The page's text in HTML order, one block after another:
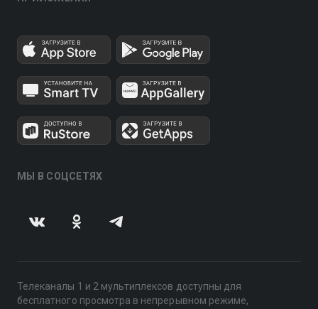
МЫ В СОЦСЕТЯХ
Телеканалы 1 и 2 мультиплексов доступны для
бесплатного просмотра в непрерывном режиме,